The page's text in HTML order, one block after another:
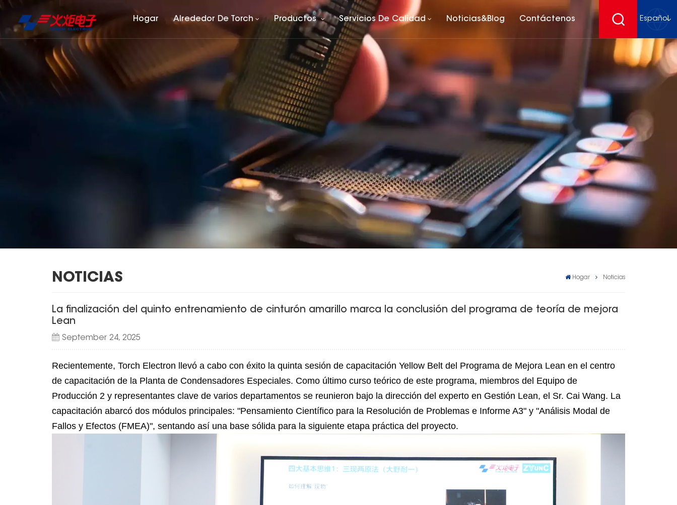
Hogar Alrededor De Torch Productos Servicios De Calidad Noticias&Blog Contáctenos Español
English
Deutsch
español
русский
NOTICIAS Hogar Noticias
La finalización del quinto entrenamiento de cinturón amarillo marca la conclusión del programa de teoría de mejora
Lean
September 24, 2025
Recientemente, Torch Electron llevó a cabo con éxito la quinta sesión de capacitación Yellow Belt del Programa de Mejora Lean en el centro
de capacitación de la Planta de Condensadores Especiales. Como último curso teórico de este programa, miembros del Equipo de
Producción 2 y representantes clave de varios departamentos se reunieron bajo la dirección del experto en Gestión Lean, el Sr. Cai Wang. La
capacitación abarcó dos módulos principales: "Pensamiento Científico para la Resolución de Problemas e Informe A3" y "Análisis Modal de
Fallos y Efectos (FMEA)", sentando así una base sólida para la siguiente etapa práctica del proyecto.